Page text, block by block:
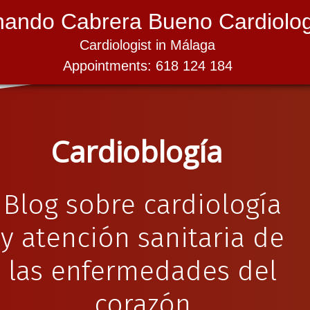
Cabrera Bueno
Cardiologist in Málaga
Appointments: 618 124 184
Cardioblogía
Blog sobre cardiología
y atención sanitaria de
las enfermedades del